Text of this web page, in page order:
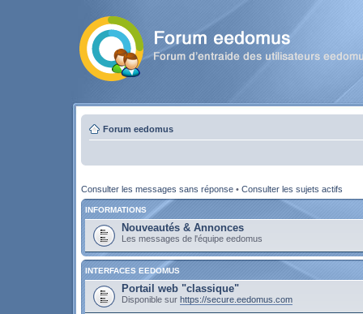
Forum eedomus
Consulter les messages sans réponse • Consulter les sujets actifs
INFORMATIONS
Nouveautés & Annonces
Les messages de l'équipe eedomus
INTERFACES EEDOMUS
Portail web "classique"
Disponible sur https://secure.eedomus.com